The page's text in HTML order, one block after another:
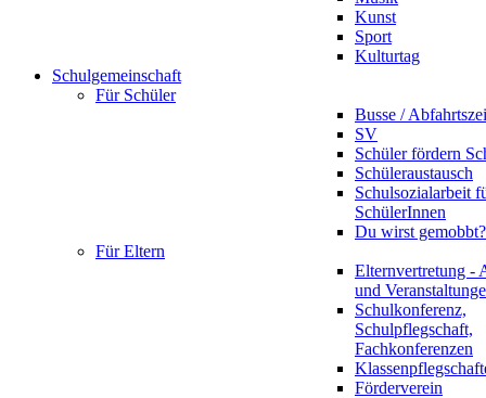
Kunst
Sport
Kulturtag
Schulgemeinschaft
Für Schüler
Busse /
SV
Schüler fördern
Schüleraustausch
Schulsozialarbeit
SchülerInnen
Du wirst gemobbt?
Für Eltern
Elternvertretung -
und
Schulkonferenz,
Schulpflegschaft,
Fachkonferenzen
Förderverein